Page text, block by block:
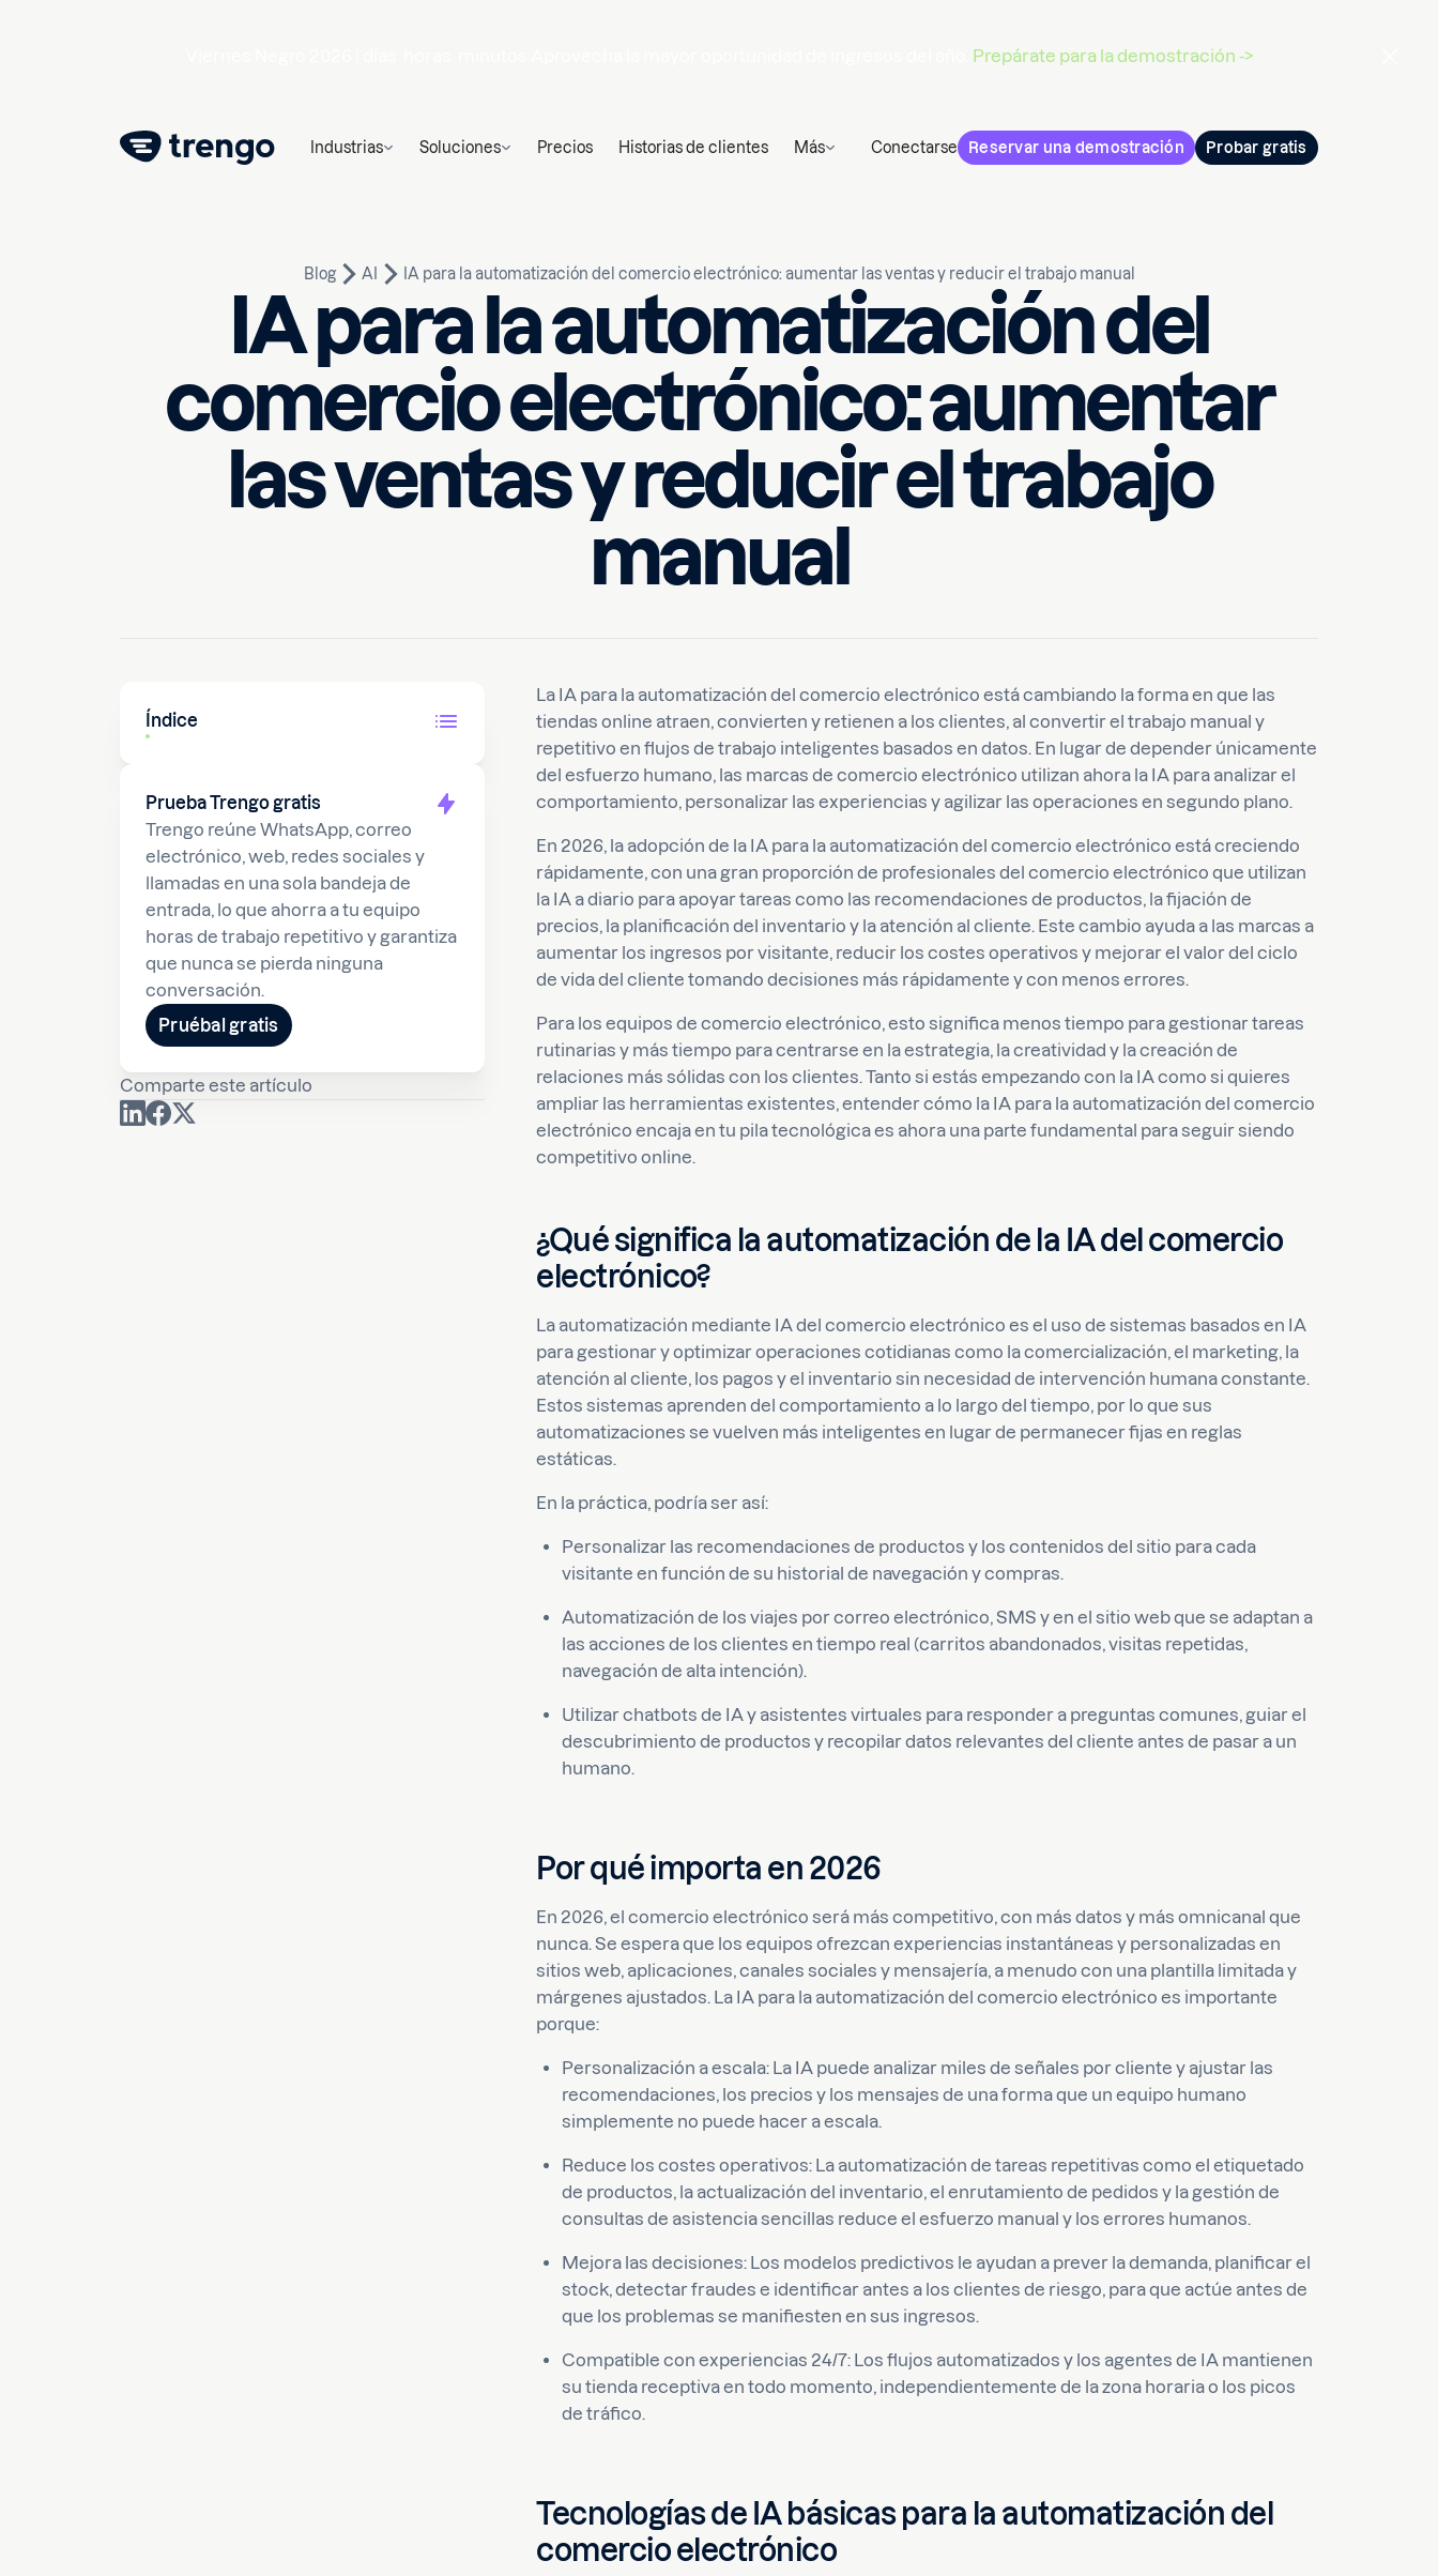
Prepárate para la demostración ->
Industrias Soluciones Precios Historias de clientes Más Conectarse Reservar una demostración Probar gratis
Blog AI IA para la automatización del comercio electrónico: aumentar las ventas y reducir el trabajo manual
IA para la automatización del
comercio electrónico: aumentar
las ventas y reducir el trabajo
manual
Escrito por
Huseyn
Índice
Prueba Trengo gratis
Trengo reúne WhatsApp, correo
electrónico, web, redes sociales y
llamadas en una sola bandeja de
entrada, lo que ahorra a tu equipo
horas de trabajo repetitivo y garantiza
que nunca se pierda ninguna
conversación.
Pruébal gratis
Comparte este artículo
La IA para la automatización del comercio electrónico está cambiando la forma en que las
tiendas online atraen, convierten y retienen a los clientes, al convertir el trabajo manual y
repetitivo en flujos de trabajo inteligentes basados en datos. En lugar de depender únicamente
del esfuerzo humano, las marcas de comercio electrónico utilizan ahora la IA para analizar el
comportamiento, personalizar las experiencias y agilizar las operaciones en segundo plano.
En 2026, la adopción de la IA para la automatización del comercio electrónico está creciendo
rápidamente, con una gran proporción de profesionales del comercio electrónico que utilizan
la IA a diario para apoyar tareas como las recomendaciones de productos, la fijación de
precios, la planificación del inventario y la atención al cliente. Este cambio ayuda a las marcas a
aumentar los ingresos por visitante, reducir los costes operativos y mejorar el valor del ciclo
de vida del cliente tomando decisiones más rápidamente y con menos errores.
Para los equipos de comercio electrónico, esto significa menos tiempo para gestionar tareas
rutinarias y más tiempo para centrarse en la estrategia, la creatividad y la creación de
relaciones más sólidas con los clientes. Tanto si estás empezando con la IA como si quieres
ampliar las herramientas existentes, entender cómo la IA para la automatización del comercio
electrónico encaja en tu pila tecnológica es ahora una parte fundamental para seguir siendo
competitivo online.
¿Qué significa la automatización de la IA del comercio
electrónico?
La automatización mediante IA del comercio electrónico es el uso de sistemas basados en IA
para gestionar y optimizar operaciones cotidianas como la comercialización, el marketing, la
atención al cliente, los pagos y el inventario sin necesidad de intervención humana constante.
Estos sistemas aprenden del comportamiento a lo largo del tiempo, por lo que sus
automatizaciones se vuelven más inteligentes en lugar de permanecer fijas en reglas
estáticas.
En la práctica, podría ser así:
Personalizar las recomendaciones de productos y los contenidos del sitio para cada
visitante en función de su historial de navegación y compras.
Automatización de los viajes por correo electrónico, SMS y en el sitio web que se adaptan a
las acciones de los clientes en tiempo real (carritos abandonados, visitas repetidas,
navegación de alta intención).
Utilizar chatbots de IA y asistentes virtuales para responder a preguntas comunes, guiar el
descubrimiento de productos y recopilar datos relevantes del cliente antes de pasar a un
humano.
Por qué importa en 2026
En 2026, el comercio electrónico será más competitivo, con más datos y más omnicanal que
nunca. Se espera que los equipos ofrezcan experiencias instantáneas y personalizadas en
sitios web, aplicaciones, canales sociales y mensajería, a menudo con una plantilla limitada y
márgenes ajustados. La IA para la automatización del comercio electrónico es importante
porque:
Personalización a escala: La IA puede analizar miles de señales por cliente y ajustar las
recomendaciones, los precios y los mensajes de una forma que un equipo humano
simplemente no puede hacer a escala.
Reduce los costes operativos: La automatización de tareas repetitivas como el etiquetado
de productos, la actualización del inventario, el enrutamiento de pedidos y la gestión de
consultas de asistencia sencillas reduce el esfuerzo manual y los errores humanos.
Mejora las decisiones: Los modelos predictivos le ayudan a prever la demanda, planificar el
stock, detectar fraudes e identificar antes a los clientes de riesgo, para que actúe antes de
que los problemas se manifiesten en sus ingresos.
Compatible con experiencias 24/7: Los flujos automatizados y los agentes de IA mantienen
su tienda receptiva en todo momento, independientemente de la zona horaria o los picos
de tráfico.
Tecnologías de IA básicas para la automatización del
comercio electrónico